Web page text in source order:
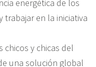
energética de los
trabajar en la iniciativa
chicos y chicas del
una solución global